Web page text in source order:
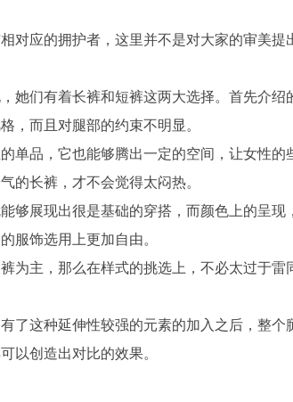
对应的拥护者，这里并不是对大家的审美提
她们有着长裤和短裤这两大选择。首先介绍
，而且对腿部的约束不明显。
单品，它也能够腾出一定的空间，让女性的
的长裤，才不会觉得太闷热。
够展现出很是基础的穿搭，而颜色上的呈
服饰选用上更加自由。
为主，那么在样式的挑选上，不必太过于雷
了这种延伸性较强的元素的加入之后，整
以创造出对比的效果。